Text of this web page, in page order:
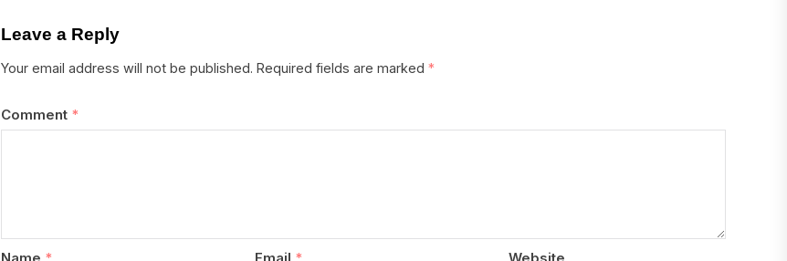
Leave a Reply
Your email address will not be published. Required fields are marked*
Comment *